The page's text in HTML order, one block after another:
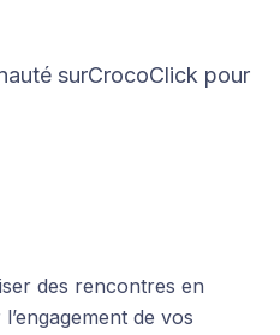
surCrocoClick pour
des rencontres en
de vos